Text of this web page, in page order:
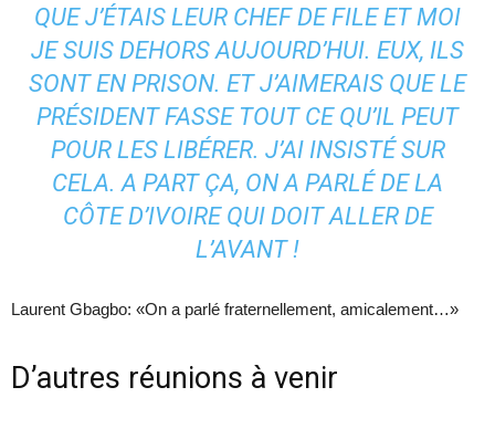
QUE J’ÉTAIS LEUR CHEF DE FILE ET MOI
JE SUIS DEHORS AUJOURD’HUI. EUX, ILS
SONT EN PRISON. ET J’AIMERAIS QUE LE
PRÉSIDENT FASSE TOUT CE QU’IL PEUT
POUR LES LIBÉRER. J’AI INSISTÉ SUR
CELA. A PART ÇA, ON A PARLÉ DE LA
CÔTE D’IVOIRE QUI DOIT ALLER DE
L’AVANT !
Laurent Gbagbo: «On a parlé fraternellement, amicalement…»
D’autres réunions à venir